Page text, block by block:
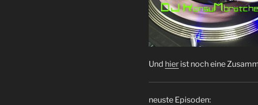
Und hier ist noch eine
neuste Episoden: